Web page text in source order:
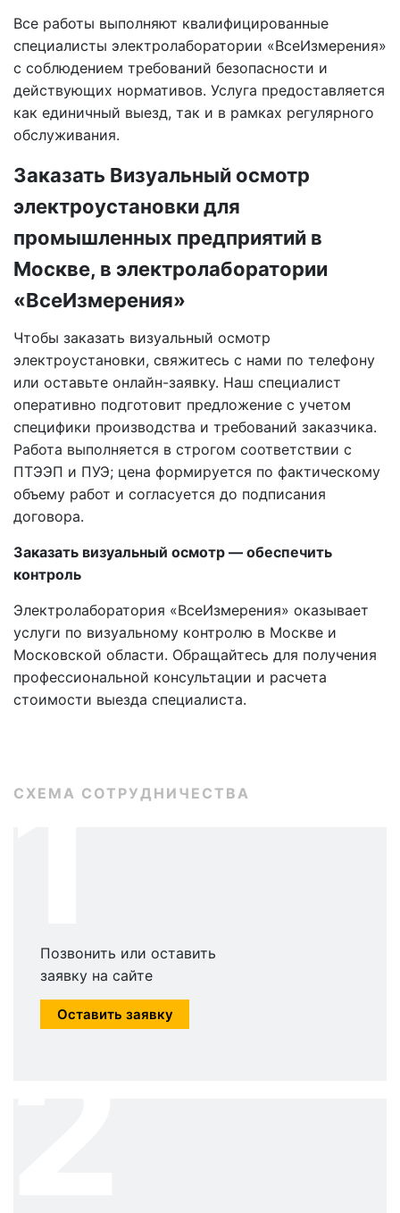
Все работы выполняют квалифицированные
специалисты электролаборатории «ВсеИзмерения»
с соблюдением требований безопасности и
действующих нормативов. Услуга предоставляется
как единичный выезд, так и в рамках регулярного
обслуживания.
Заказать Визуальный осмотр
электроустановки для
промышленных предприятий в
Москве, в электролаборатории
«ВсеИзмерения»
Чтобы заказать визуальный осмотр
электроустановки, свяжитесь с нами по телефону
или оставьте онлайн-заявку. Наш специалист
оперативно подготовит предложение с учетом
специфики производства и требований заказчика.
Работа выполняется в строгом соответствии с
ПТЭЭП и ПУЭ; цена формируется по фактическому
объему работ и согласуется до подписания
договора.
Заказать визуальный осмотр — обеспечить
контроль
Электролаборатория «ВсеИзмерения» оказывает
услуги по визуальному контролю в Москве и
Московской области. Обращайтесь для получения
профессиональной консультации и расчета
стоимости выезда специалиста.
СХЕМА СОТРУДНИЧЕСТВА
1
Позвонить или оставить
заявку на сайте
Оставить заявку